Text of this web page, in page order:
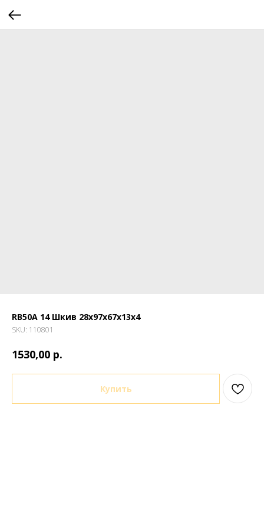
RB50A 14 Шкив 28х97х67х13х4
SKU: 110801
1530,00 р.
Купить